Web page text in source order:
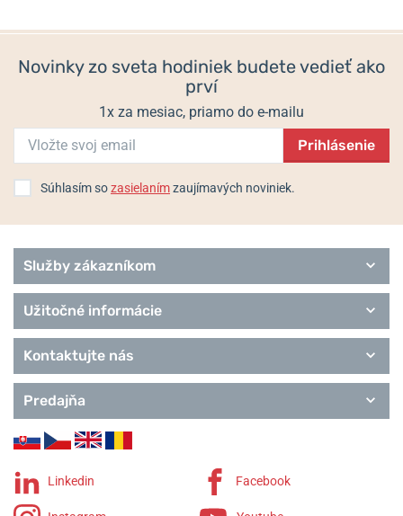
Novinky zo sveta hodiniek budete vedieť ako
prví
1x za mesiac, priamo do e-mailu
Prihlásenie
Súhlasím sozasielanímzaujímavých noviniek.
Služby zákazníkom
Užitočné informácie
Kontaktujte nás
Predajňa
Linkedin Facebook